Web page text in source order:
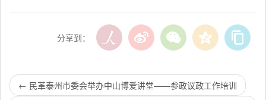
分享到：
← 民革泰州市委会举办中山博爱讲堂——参政议政工作培训